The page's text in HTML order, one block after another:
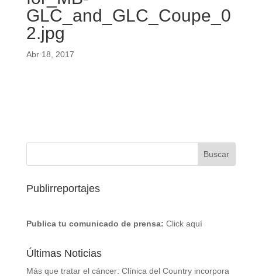
GLC_and_GLC_Coupe_0
2.jpg
Abr 18, 2017
Publirreportajes
Publica tu comunicado de prensa: Click aquí
Últimas Noticias
Más que tratar el cáncer: Clínica del Country incorpora